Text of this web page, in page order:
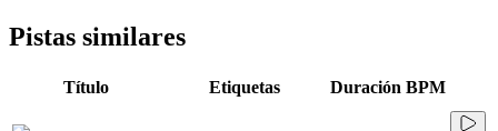
Pistas similares
Título Etiquetas Duración BPM